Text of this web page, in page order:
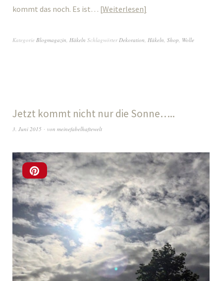
kommt das noch. Es ist… Weiterlesen
Kategorie Blogmagazin Häkeln Schlagwörter Dekoration Häkeln Shop Wolle
Jetzt kommt nicht nur die Sonne…..
3. Juni 2015 von meinefabelhaftewelt